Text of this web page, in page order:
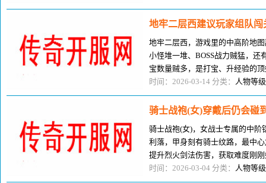
地牢二层西建议玩家组队闯
地牢二层西，游戏里的中高阶地
小怪堆一堆、BOSS战力贼猛，还
宝数量贼多，是打宝、升经验的
建议广大玩家尽量可以组队进行
时间：2026-03-14 分类： 人物等级
骑士战袍(女)穿戴后仍会碰
骑士战袍(女)，女战士专属的中
利落，甲身刻有骑士纹路，最中
提升烈火剑法伤害，获取难度刚
获得，是中间阶段女战士的贼抢手
时间：2026-03-04 分类： 人物等级